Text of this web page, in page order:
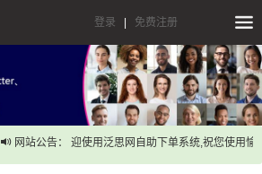
登录 免费注册
网站公告： 迎使用泛思网自助下单系统,祝您使用愉快